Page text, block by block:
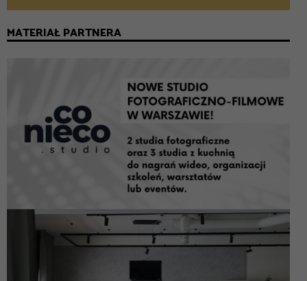
MATERIAŁ PARTNERA